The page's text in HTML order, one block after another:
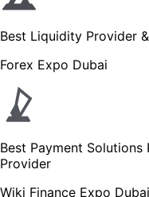
Best Liquidity Provider
Forex Expo Dubai
Best Payment
Provider
Wiki Finance Expo Dubai